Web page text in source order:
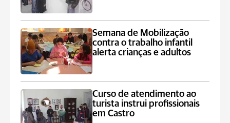
Semana de Mobilização
contra o trabalho infantil
alerta crianças e adultos
Curso de atendimento ao
turista instrui profissionais
em Castro